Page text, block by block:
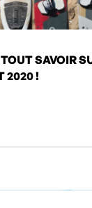
SAVOIR
2020 !